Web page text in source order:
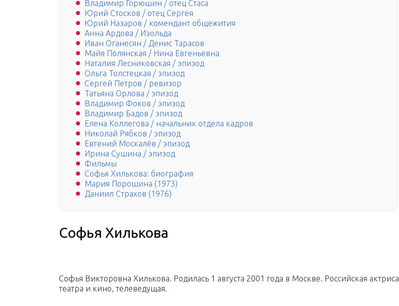
Владимир Горюшин / отец Стаса
Юрий Стосков / отец Сергея
Юрий Назаров / комендант общежития
Анна Ардова / Изольда
Иван Оганесян / Денис Тарасов
Майя Полянская / Нина Евгеньевна
Наталия Лесниковская / эпизод
Ольга Толстецкая / эпизод
Сергей Петров / ревизор
Татьяна Орлова / эпизод
Владимир Фоков / эпизод
Владимир Бадов / эпизод
Елена Коллегова / начальник отдела кадров
Николай Рябков / эпизод
Евгений Москалёв / эпизод
Ирина Сушина / эпизод
Фильмы
Софья Хилькова: биография
Мария Порошина (1973)
Даниил Страхов (1976)
Софья Хилькова
Софья Викторовна Хилькова. Родилась 1 августа 2001 года в Москве. Российская актриса
театра и кино, телеведущая.